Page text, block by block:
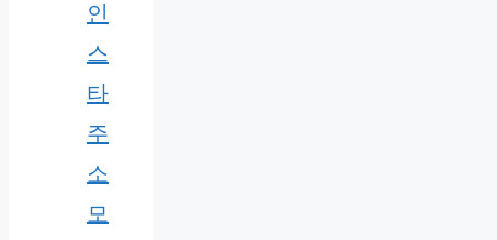
인
스
타
주
소
모